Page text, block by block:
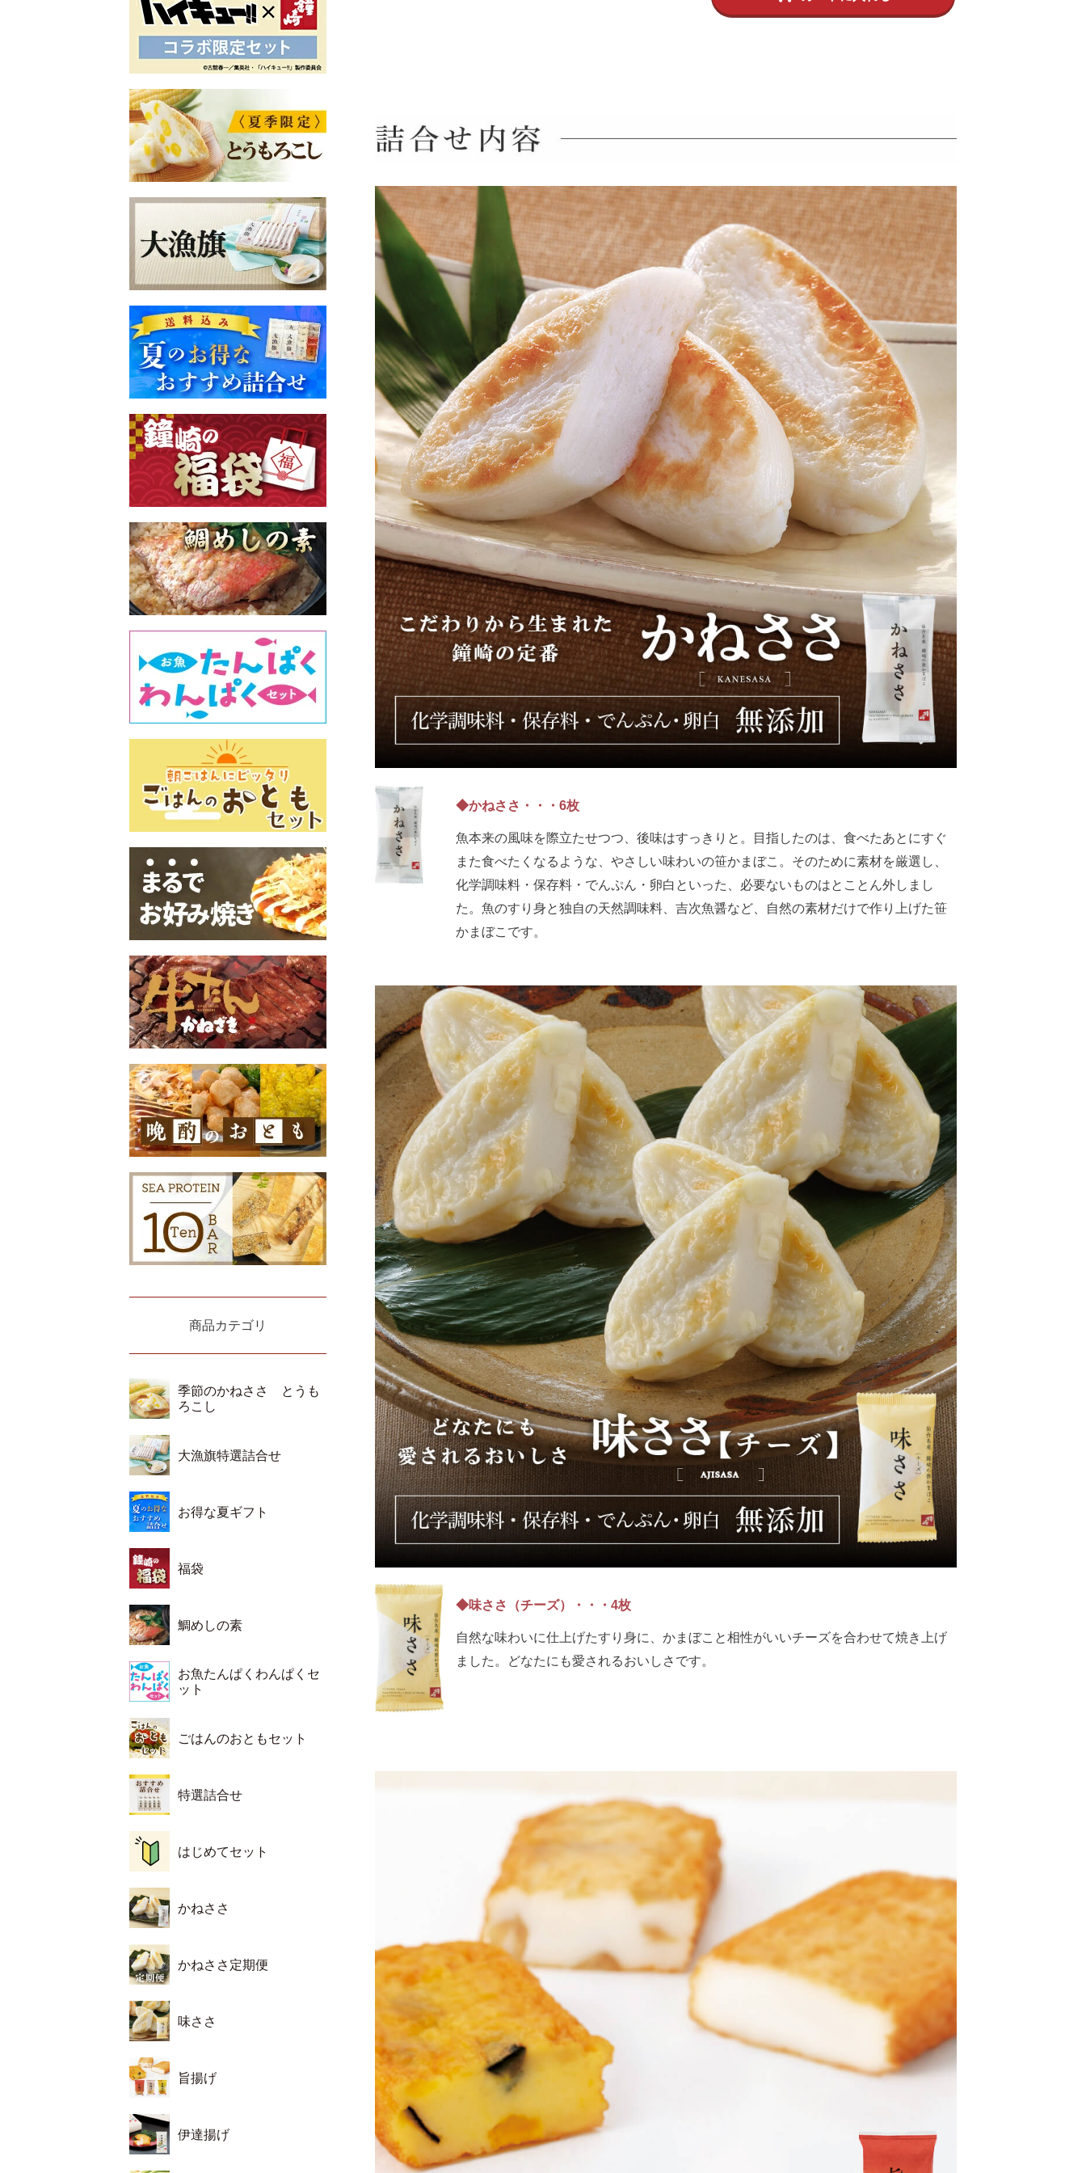
商品カテゴリ
季節のかねささ とうも
ろこし
大漁旗特選詰合せ
お得な夏ギフト
福袋
鯛めしの素
お魚たんぱくわんぱくセ
ット
ごはんのおともセット
特選詰合せ
はじめてセット
かねささ
かねささ定期便
味ささ
旨揚げ
伊達揚げ
◆かねささ・・・6枚
魚本来の風味を際立たせつつ、後味はすっきりと。目指したのは、食べたあとにすぐ
また食べたくなるような、やさしい味わいの笹かまぼこ。そのために素材を厳選し、
化学調味料・保存料・でんぷん・卵白といった、必要ないものはとことん外しまし
た。魚のすり身と独自の天然調味料、吉次魚醤など、自然の素材だけで作り上げた笹
かまぼこです。
◆味ささ（チーズ）・・・4枚
自然な味わいに仕上げたすり身に、かまぼこと相性がいいチーズを合わせて焼き上げ
ました。どなたにも愛されるおいしさです。